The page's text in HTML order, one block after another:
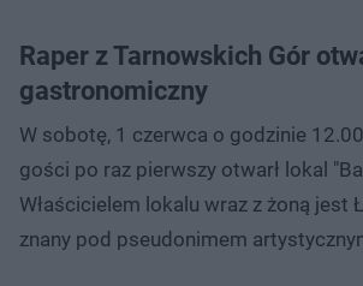
Raper z Tarnowskich Gór
gastronomiczny
W sobotę, 1 czerwca o godzinie
gości po raz pierwszy otwarł lokal
Właścicielem lokalu wraz z żoną jest
znany pod pseudonimem